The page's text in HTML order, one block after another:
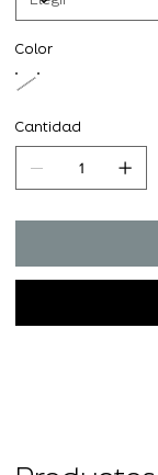
Color
Cantidad